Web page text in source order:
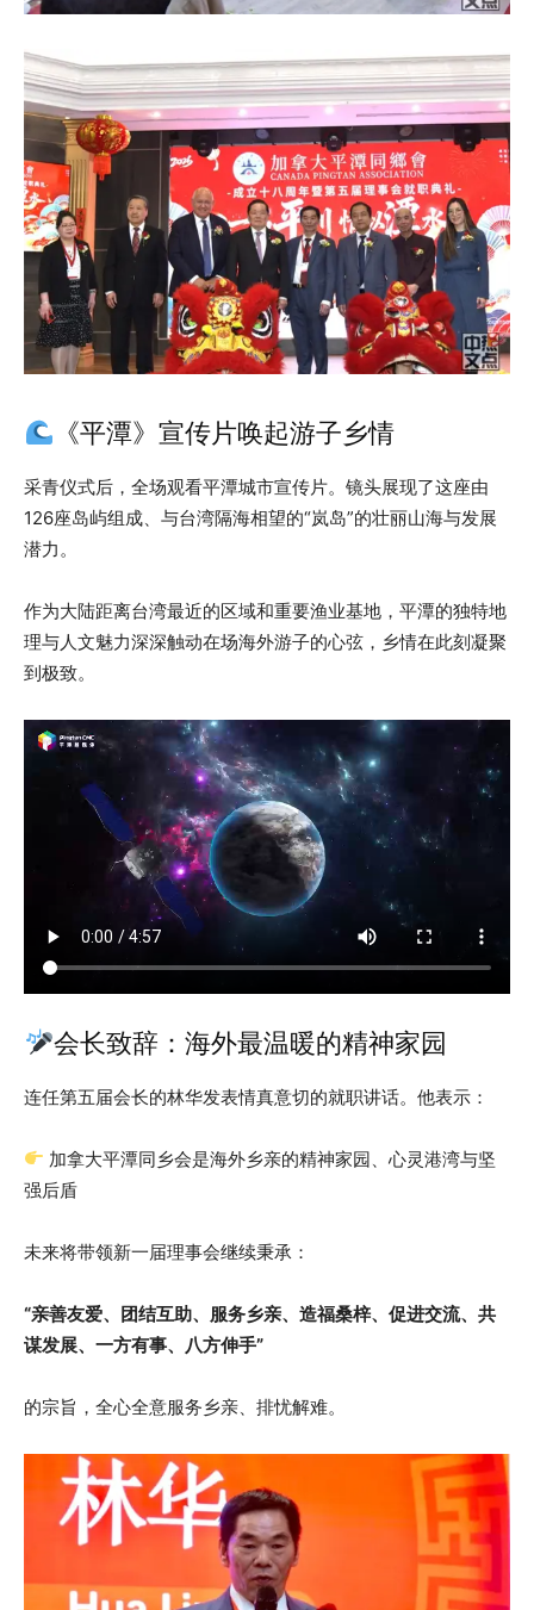
《平潭》宣传片唤起游子乡情
采青仪式后，全场观看平潭城市宣传片。镜头展现了这座由
126座岛屿组成、与台湾隔海相望的“岚岛”的壮丽山海与发展
潜力。
作为大陆距离台湾最近的区域和重要渔业基地，平潭的独特地
理与人文魅力深深触动在场海外游子的心弦，乡情在此刻凝聚
到极致。
会长致辞：海外最温暖的精神家园
连任第五届会长的林华发表情真意切的就职讲话。他表示：
加拿大平潭同乡会是海外乡亲的精神家园、心灵港湾与坚
强后盾
未来将带领新一届理事会继续秉承：
“亲善友爱、团结互助、服务乡亲、造福桑梓、促进交流、共
谋发展、一方有事、八方伸手”
的宗旨，全心全意服务乡亲、排忧解难。